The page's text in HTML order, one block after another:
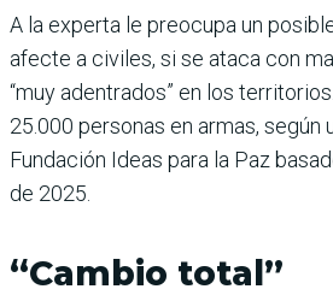
A la experta le preocupa un
afecte a civiles, si se ataca con
“muy adentrados” en los
25.000 personas en armas, según
Fundación Ideas para la Paz
de 2025.
“Cambio total”